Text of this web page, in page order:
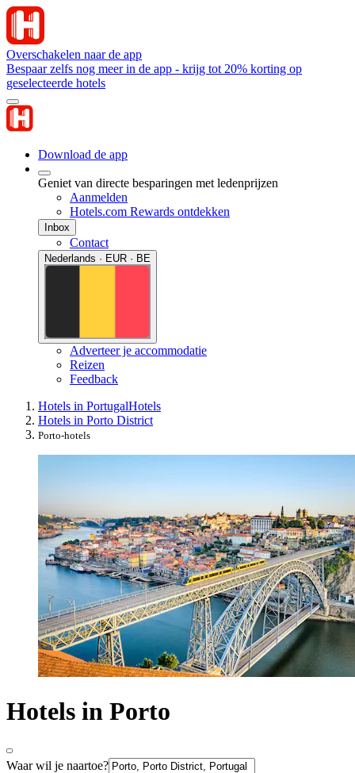
Overschakelen naar de app
Bespaar zelfs nog meer in de app - krijg tot 20% korting op
geselecteerde hotels
Download de app
Geniet van directe besparingen met ledenprijzen
Aanmelden
Hotels.com Rewards ontdekken
Inbox
Contact
Nederlands · EUR · BE
Adverteer je accommodatie
Reizen
Feedback
Hotels in PortugalHotels
Hotels in Porto District
Porto-hotels
Hotels in Porto
Waar wil je naartoe?